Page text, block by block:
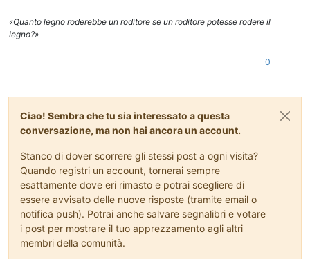
«Quanto legno roderebbe un roditore se un roditore potesse rodere il
legno?»
0
Ciao! Sembra che tu sia interessato a questa
conversazione, ma non hai ancora un account.
Stanco di dover scorrere gli stessi post a ogni visita?
Quando registri un account, tornerai sempre
esattamente dove eri rimasto e potrai scegliere di
essere avvisato delle nuove risposte (tramite email o
notifica push). Potrai anche salvare segnalibri e votare
i post per mostrare il tuo apprezzamento agli altri
membri della comunità.